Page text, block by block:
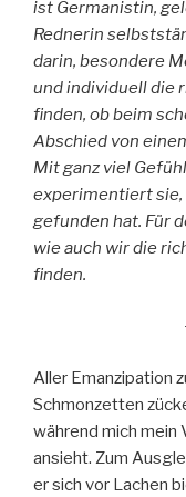
ist Germanistin,
Rednerin
darin, besondere
und individuell die
finden, ob beim
Abschied von
Mit ganz viel
experimentiert
gefunden hat. Für
wie auch wir die
finden.
Aller Emanzipation
Schmonzetten
während mich mein
ansieht. Zum
er sich vor Lachen